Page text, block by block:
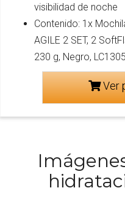
visibilidad de noche
Contenido: 1x
AGILE 2 SET, 2
230 g, Negro,
Ver